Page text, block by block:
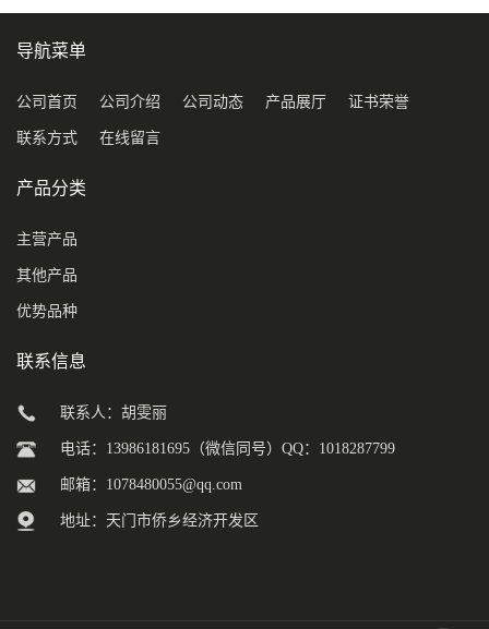
导航菜单
公司首页 公司介绍 公司动态 产品展厅 证书荣誉
联系方式 在线留言
产品分类
主营产品
其他产品
优势品种
联系信息
联系人：胡雯丽
电话：13986181695（微信同号）QQ：1018287799
邮箱： 1078480055@qq.com
地址：天门市侨乡经济开发区